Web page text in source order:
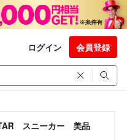
ログイン 会員登録
スニーカー 美品